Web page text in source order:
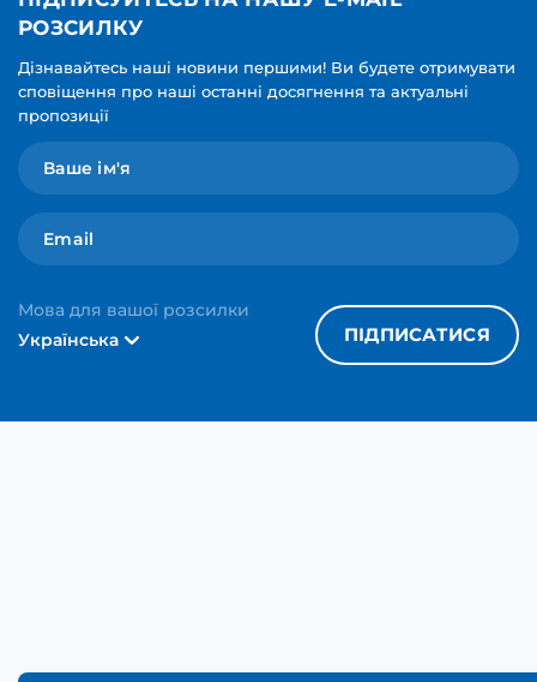
РОЗСИЛКУ
Дізнавайтесь наші новини першими! Ви будете отримувати
сповіщення про наші останні досягнення та актуальні
пропозиції
Мова для вашої розсилки
Українська
ПІДПИСАТИСЯ